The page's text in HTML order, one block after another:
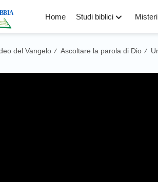
Home Studi biblici
del Vangelo / Ascoltare la parola di Dio /